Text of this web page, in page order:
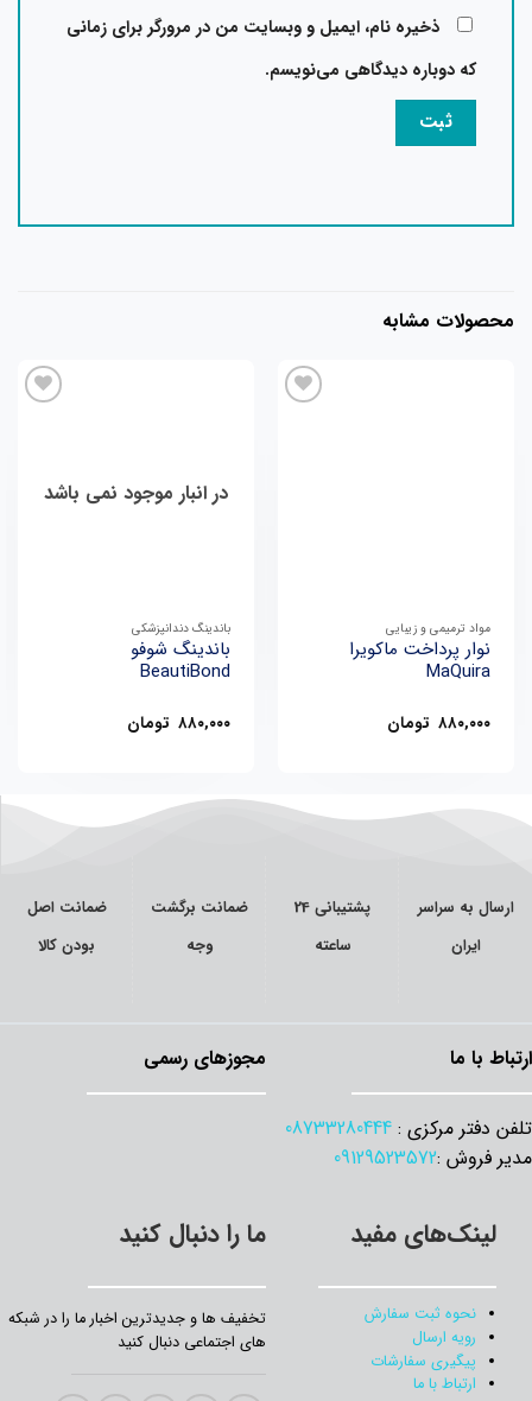
ذخیره نام، ایمیل و وبسایت من در مرورگر برای زمانی
که دوباره دیدگاهی می‌نویسم.
محصولات مشابه
مواد ترمیمی و زیبایی
نوار پرداخت ماکویرا
MaQuira
۸۸۰,۰۰۰ تومان
در انبار موجود نمی باشد
باندینگ دندانپزشکی
باندینگ شوفو
BeautiBond
۸۸۰,۰۰۰ تومان
ارسال به سراسر
ایران
پشتیبانی 24
ساعته
ضمانت برگشت
وجه
ضمانت اصل
بودن کالا
ارتباط با ما
تلفن دفتر مرکزی : 08733280444
مدیر فروش :09129523572
مجوزهای رسمی
لینک‌های مفید
نحوه ثبت سفارش
رویه ارسال
پیگیری سفارشات
ارتباط با ما
ما را دنبال کنید
تخفیف‌ ها و جدیدترین‌ اخبار ما را در شبکه
های اجتماعی دنبال کنید